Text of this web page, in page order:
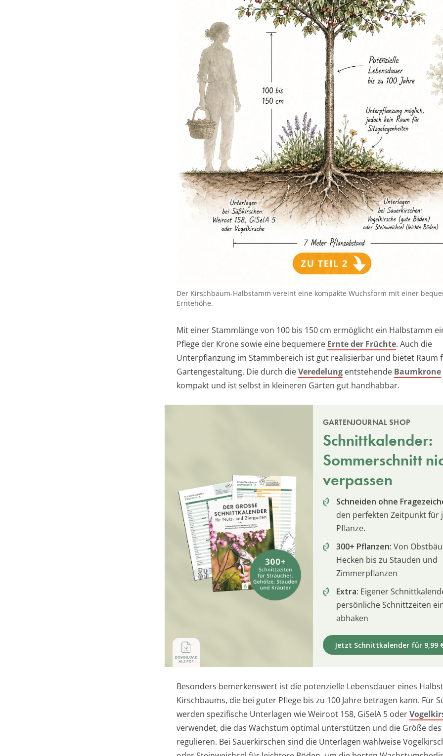
Der Kirschbaum-Halbstamm vereint eine kompakte Wuchsform mit einer
Erntehöhe.
Mit einer Stammlänge von 100 bis 150 cm ermöglicht ein Halbstamm
Pflege der Krone sowie eine bequemere Ernte der Früchte. Auch die
Unterpflanzung im Stammbereich ist gut realisierbar und bietet Raum
Gartengestaltung. Die durch dieVeredelung entstehende Baumkrone
kompakt und ist selbst in kleineren Gärten gut handhabbar.
GARTENJOURNAL SHOP
Schnittkalender:
Sommerschnitt
verpassen
Schneiden ohne
den perfekten Zeitpunkt für
Pflanze.
300+ Pflanzen: Von
Hecken bis zu Stauden und
Zimmerpflanzen
Extra: Eigener
persönliche Schnittzeiten
abhaken
Jetzt Schnittkalender für 9,99
Besonders bemerkenswert ist die potenzielle Lebensdauer eines
Kirschbaums, die bei guter Pflege bis zu 100 Jahre betragen kann. Für
werden spezifische Unterlagen wie Weiroot 158, GiSelA 5 oder
verwendet, die das Wachstum optimal unterstützen und die Größe des
regulieren. Bei Sauerkirschen sind die Unterlagen wahlweise